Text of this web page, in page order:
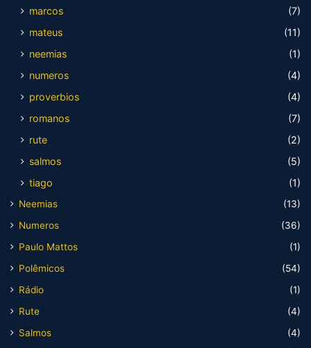
marcos
(7)
mateus
(11)
neemias
(1)
numeros
(4)
proverbios
(4)
romanos
(7)
rute
(2)
salmos
(5)
tiago
(1)
Neemias
(13)
Numeros
(36)
Paulo Mattos
(1)
Polêmicos
(54)
Rádio
(1)
Rute
(4)
Salmos
(4)